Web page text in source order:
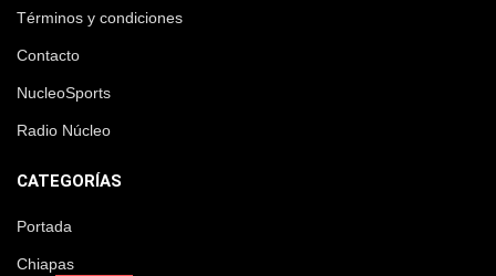
Términos y condiciones
Contacto
NucleoSports
Radio Núcleo
CATEGORÍAS
Portada
Chiapas